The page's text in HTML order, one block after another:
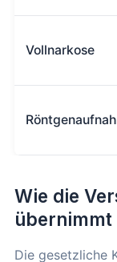
Vollnarkose
Wie die
übernimmt
Die gesetzliche